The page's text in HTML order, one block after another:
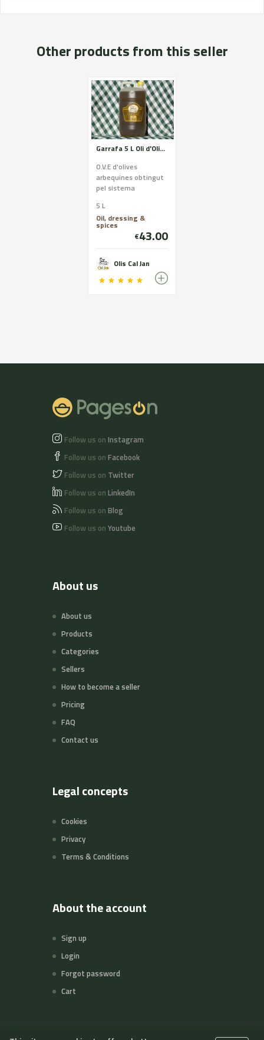
Other products from this seller
Garrafa 5 L Oli d'Oliva Verge Extra
O.V.E d'olives
arbequines obtingut
pel sistema
pedra, primera
pressió en fred i
decantació nat...
5 L
Oil, dressing &
spices
€43.00
Olis Cal Jan
Follow us on Instagram
Follow us on Facebook
Follow us on Twitter
Follow us on LinkedIn
Follow us on Blog
Follow us on Youtube
About us
About us
Products
Categories
Sellers
How to become a seller
Pricing
FAQ
Contact us
Legal concepts
Cookies
Privacy
Terms & Conditions
About the account
Sign up
Login
Forgot password
Cart